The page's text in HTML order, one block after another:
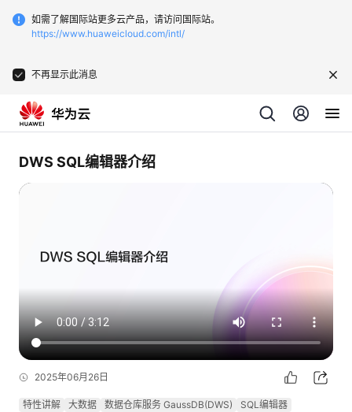
如需了解国际站更多云产品，请访问国际站。
https://www.huaweicloud.com/intl/
不再显示此消息
DWS SQL编辑器介绍
2025年06月26日
特性讲解 大数据 数据仓库服务 GaussDB(DWS)
SQL编辑器